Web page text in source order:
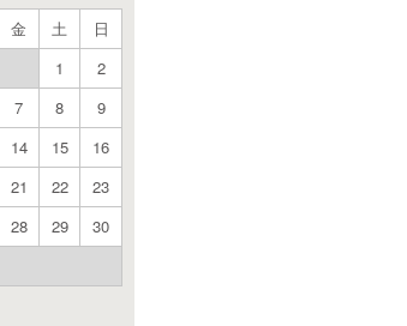
金 土 日
1
2
7 8
9
14 15
16
21 22
23
28 29
30